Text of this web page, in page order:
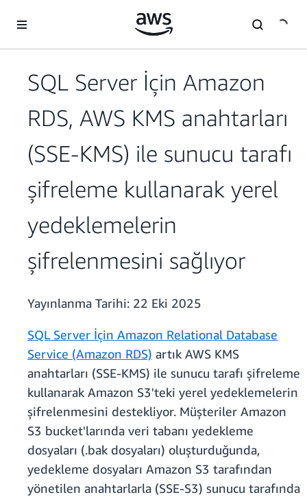
SQL Server İçin Amazon
RDS, AWS KMS anahtarları
(SSE-KMS) ile sunucu tarafı
şifreleme kullanarak yerel
yedeklemelerin
şifrelenmesini sağlıyor
Yayınlanma Tarihi: 22 Eki 2025
SQL Server İçin Amazon Relational Database
Service (Amazon RDS) artık AWS KMS
anahtarları (SSE-KMS) ile sunucu tarafı şifreleme
kullanarak Amazon S3'teki yerel yedeklemelerin
şifrelenmesini destekliyor. Müşteriler Amazon
S3 bucket'larında veri tabanı yedekleme
dosyaları (.bak dosyaları) oluşturduğunda,
yedekleme dosyaları Amazon S3 tarafından
yönetilen anahtarlarla (SSE-S3) sunucu tarafında